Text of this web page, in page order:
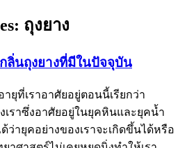
ถุงยาง
ลิ่นถุงยางที่มีในปัจจุบัน
ายุที่เราอาศัยอยู่ตอนนี้เรียกว่า
ราซึ่งอาศัยอยู่ในยุคหินและยุคน้ำ
ว่ายุคอย่างของเราจะเกิดขึ้นได้หรือ